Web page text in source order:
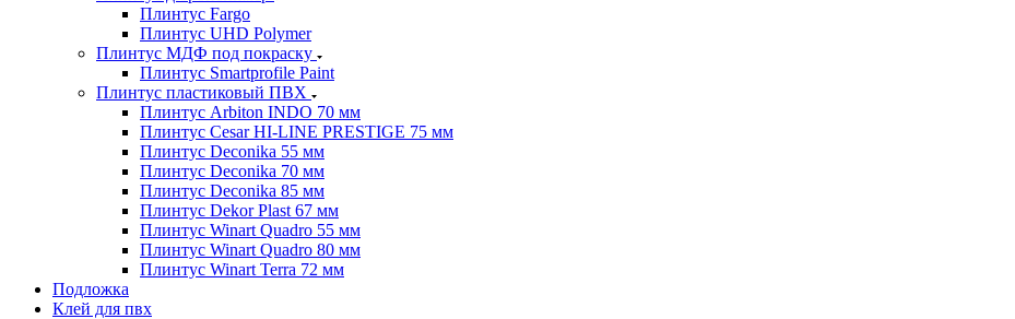
Плинтус Fargo
Плинтус UHD Polymer
Плинтус МДФ под покраску
Плинтус Smartprofile Paint
Плинтус пластиковый ПВХ
Плинтус Arbiton INDO 70 мм
Плинтус Cesar HI-LINE PRESTIGE 75 мм
Плинтус Deconika 55 мм
Плинтус Deconika 70 мм
Плинтус Deconika 85 мм
Плинтус Dekor Plast 67 мм
Плинтус Winart Quadro 55 мм
Плинтус Winart Quadro 80 мм
Плинтус Winart Terra 72 мм
Подложка
Клей для пвх